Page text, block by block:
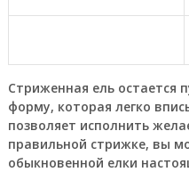
Стриженная ель остается
форму, которая легко
позволяет исполнить
правильной стрижке, вы
обыкновенной елки